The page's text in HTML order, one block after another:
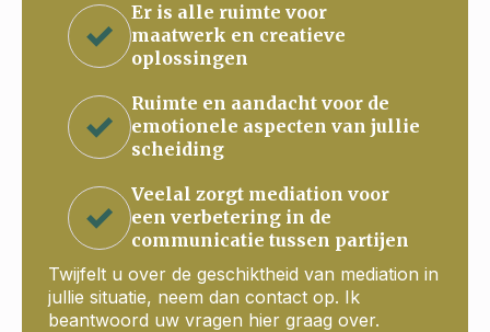
Er is alle ruimte voor
maatwerk en creatieve
oplossingen
Ruimte en aandacht voor de
emotionele aspecten van jullie
scheiding
Veelal zorgt mediation voor
een verbetering in de
communicatie tussen partijen
Twijfelt u over de geschiktheid van mediation in
jullie situatie, neem dan contact op. Ik
beantwoord uw vragen hier graag over.